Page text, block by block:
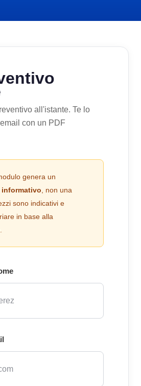
all'istante. Te lo
con un PDF
genera un
, non una
sono indicativi e
in base alla